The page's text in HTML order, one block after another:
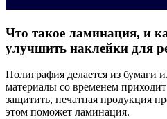
Что такое ламинация, и
улучшить наклейки для
Полиграфия делается из бумаги
материалы со временем
защитить, печатная продукция
этом поможет ламинация.